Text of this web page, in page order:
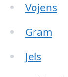
Vojens
Gram
Jels